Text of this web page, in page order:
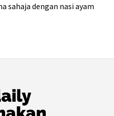
sahaja dengan nasi ayam